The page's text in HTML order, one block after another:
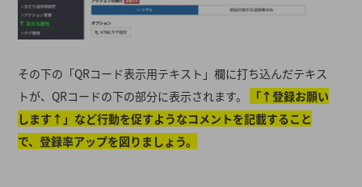
その下の「QRコード表示用テキスト」欄に打ち込んだテキス
トが、QRコードの下の部分に表示されます。
「↑登録お願い
します↑」など行動を促すようなコメントを記載すること
で、登録率アップを図りましょう。